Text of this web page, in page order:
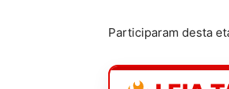
Participaram desta